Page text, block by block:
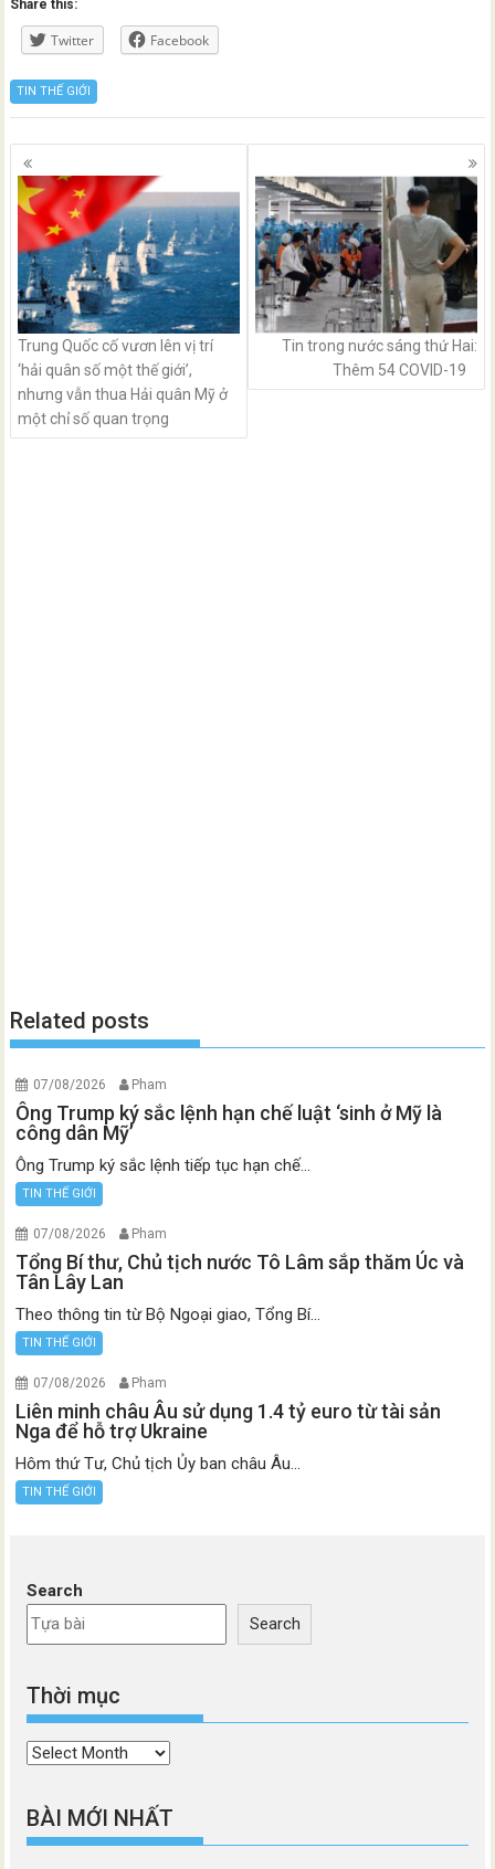
Share this:
Twitter Facebook
TIN THẾ GIỚI
Posts
navigation
Trung Quốc cố vươn lên vị trí
‘hải quân số một thế giới’,
nhưng vẫn thua Hải quân Mỹ ở
một chỉ số quan trọng
Tin trong nước sáng thứ Hai:
Thêm 54 COVID-19
Related posts
07/08/2026 Pham
Ông Trump ký sắc lệnh hạn chế luật ‘sinh ở Mỹ là
công dân Mỹ’
Ông Trump ký sắc lệnh tiếp tục hạn chế...
TIN THẾ GIỚI
07/08/2026 Pham
Tổng Bí thư, Chủ tịch nước Tô Lâm sắp thăm Úc và
Tân Lây Lan
Theo thông tin từ Bộ Ngoại giao, Tổng Bí...
TIN THẾ GIỚI
07/08/2026 Pham
Liên minh châu Âu sử dụng 1.4 tỷ euro từ tài sản
Nga để hỗ trợ Ukraine
Hôm thứ Tư, Chủ tịch Ủy ban châu Âu...
TIN THẾ GIỚI
Search
Search
Thời mục
Thời
BÀI MỚI NHẤT